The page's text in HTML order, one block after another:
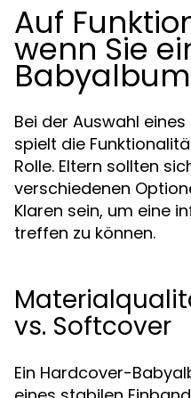
Auf
wenn Sie
Bei der Auswahl
spielt die
Rolle. Eltern sollten
verschiedenen
Klaren sein, um eine
treffen zu können.
vs. Softcover
Ein Hardcover-